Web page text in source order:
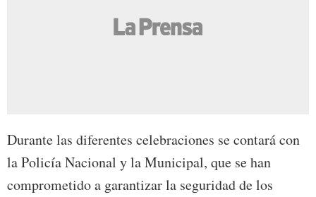
Durante las diferentes celebraciones se contará con
la Policía Nacional y la Municipal, que se han
comprometido a garantizar la seguridad de los